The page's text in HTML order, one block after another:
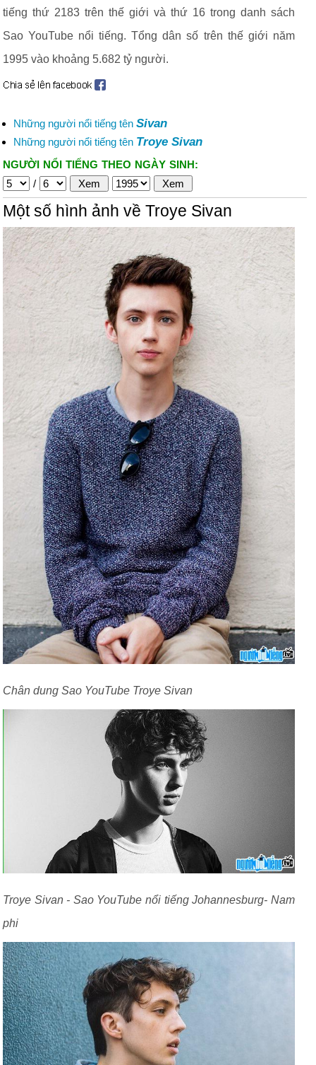
tiếng thứ 2183 trên thế giới và thứ 16 trong danh sách
Sao YouTube nổi tiếng. Tổng dân số trên thế giới năm
1995 vào khoảng 5.682 tỷ người.
Những người nổi tiếng tên Sivan
Những người nổi tiếng tên Troye Sivan
NGƯỜI NỔI TIẾNG THEO NGÀY SINH:
/
Một số hình ảnh về Troye Sivan
Chân dung Sao YouTube Troye Sivan
Troye Sivan - Sao YouTube nổi tiếng Johannesburg- Nam
phi